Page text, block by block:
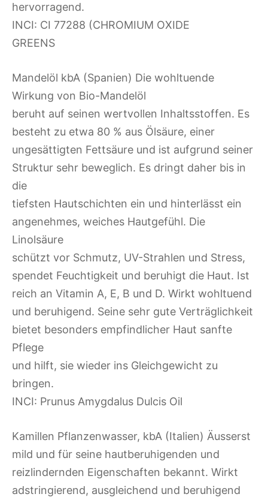
hervorragend.
INCI: CI 77288 (CHROMIUM OXIDE
GREENS
Mandelöl kbA (Spanien) Die wohltuende
Wirkung von Bio-Mandelöl
beruht auf seinen wertvollen Inhaltsstoffen. Es
besteht zu etwa 80 % aus Ölsäure, einer
ungesättigten Fettsäure und ist aufgrund seiner
Struktur sehr beweglich. Es dringt daher bis in
die
tiefsten Hautschichten ein und hinterlässt ein
angenehmes, weiches Hautgefühl. Die
Linolsäure
schützt vor Schmutz, UV-Strahlen und Stress,
spendet Feuchtigkeit und beruhigt die Haut. Ist
reich an Vitamin A, E, B und D. Wirkt wohltuend
und beruhigend. Seine sehr gute Verträglichkeit
bietet besonders empfindlicher Haut sanfte
Pflege
und hilft, sie wieder ins Gleichgewicht zu
bringen.
INCI: Prunus Amygdalus Dulcis Oil
Kamillen Pflanzenwasser, kbA (Italien) Äusserst
mild und für seine hautberuhigenden und
reizlindernden Eigenschaften bekannt. Wirkt
adstringierend, ausgleichend und beruhigend